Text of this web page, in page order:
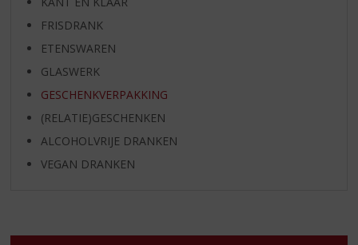
FRISDRANK
ETENSWAREN
GLASWERK
GESCHENKVERPAKKING
(RELATIE)GESCHENKEN
ALCOHOLVRIJE DRANKEN
VEGAN DRANKEN